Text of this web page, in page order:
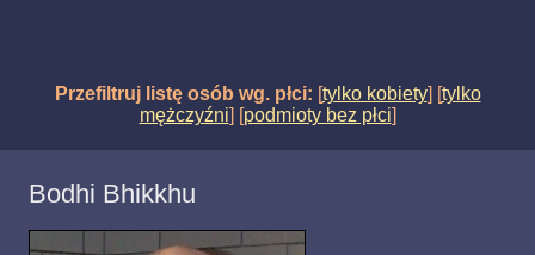
Przefiltruj listę osób wg. płci: [tylko kobiety] [tylko
mężczyźni] [podmioty bez płci]
Bodhi Bhikkhu